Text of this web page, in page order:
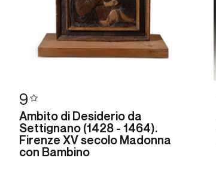
9
Ambito di Desiderio da
Settignano (1428 - 1464).
Firenze XV secolo Madonna
con Bambino